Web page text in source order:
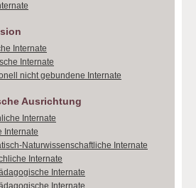
Internate
Internate
nicht gebundene Internate
Ausrichtung
Internate
Internate
Naturwissenschaftliche Internate
Internate
Internate
Internate